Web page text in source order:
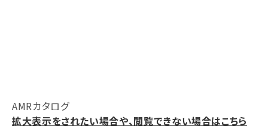
AMRカタログ
拡大表示をされたい場合や、閲覧できない場合はこちら